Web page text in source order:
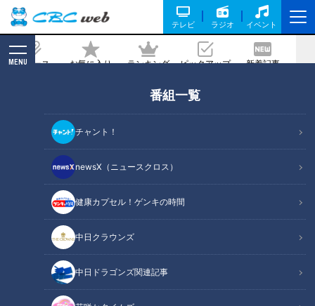
テレビ ラジオ イベント
ニュース お気に入り ランキング ピックアップ 新着記事
MENU
番組一覧
チャント！
newsX（ニュースクロス）
健康カプセル！ゲンキの時間
中日クラウンズ
中日ドラゴンズ関連記事
作り方【キユーピー３分クッキング】
2025/05/20 18:00